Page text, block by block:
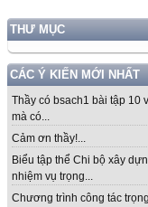
THƯ MỤC
CÁC Ý KIẾN MỚI NHẤT
Thầy có bsach1 bài tập 10
mà có...
Cảm ơn thầy!...
Biểu tập thể Chi bộ xây
nhiệm vụ trọng...
Chương trình công tác